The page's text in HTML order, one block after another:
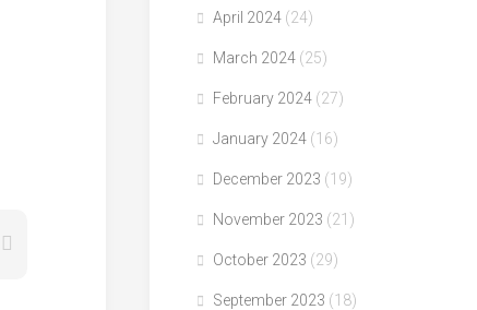
April 2024 (24)
March 2024 (25)
February 2024 (27)
January 2024 (16)
December 2023 (19)
November 2023 (21)
October 2023 (29)
September 2023 (18)